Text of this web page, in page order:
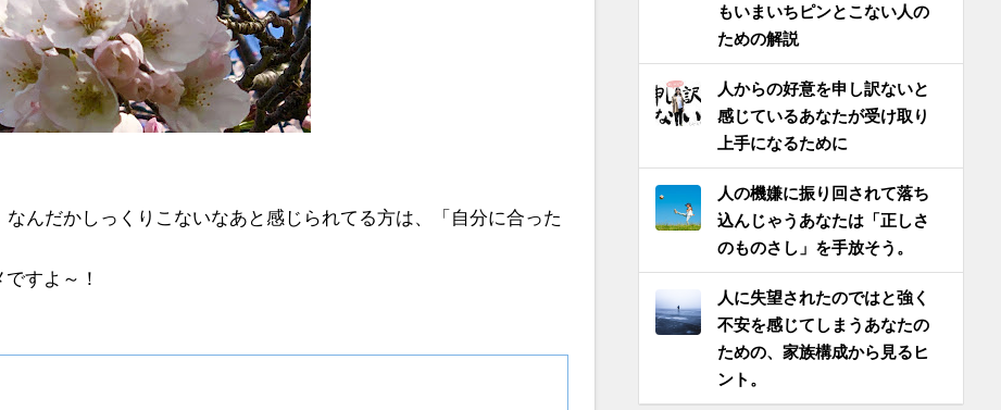
んだかしっくりこないなあと感じられてる方は、「自分に合った
すよ～！
もいまいちピンとこない人の
ための解説
人からの好意を申し訳ないと
感じているあなたが受け取り
上手になるために
人の機嫌に振り回されて落ち
込んじゃうあなたは「正しさ
のものさし」を手放そう。
人に失望されたのではと強く
不安を感じてしまうあなたの
ための、家族構成から見るヒ
ント。